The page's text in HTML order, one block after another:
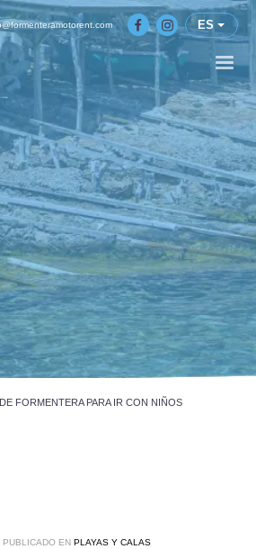
ES
FORMENTERA PARA IR CON NIÑOS
PUBLICADO EN PLAYAS Y CALAS